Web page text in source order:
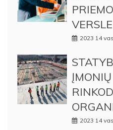
VERSLE
2023 14
2023 14